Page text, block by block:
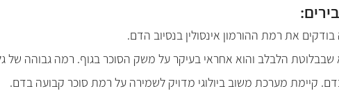
את רמת ההורמון אינסולין בנסיוב הדם.
שבבלוטת הלבלב והוא אחראי בעיקר על משק הסוכר בגוף. רמה גבוהה של
קיימת מערכת משוב ביולוגי מדויק לשמירה על רמת סוכר קבועה בדם.